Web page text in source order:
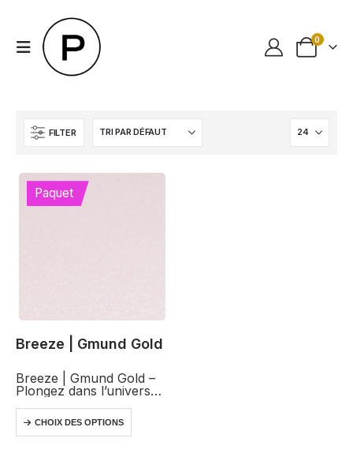
0
FILTER
Paquet
Breeze | Gmund Gold
Breeze | Gmund Gold –
Plongez dans l’univers
collection synonyme de
brillance et de glamour.
CHOIX DES OPTIONS
Ce
produit